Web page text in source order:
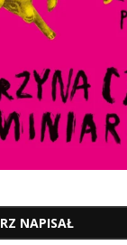
NAPISAŁ